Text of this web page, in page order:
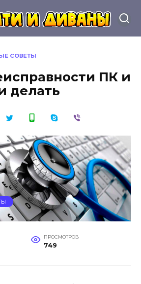
СОВЕТЫ
ПК и
делать
ПРОСМОТРОВ
749